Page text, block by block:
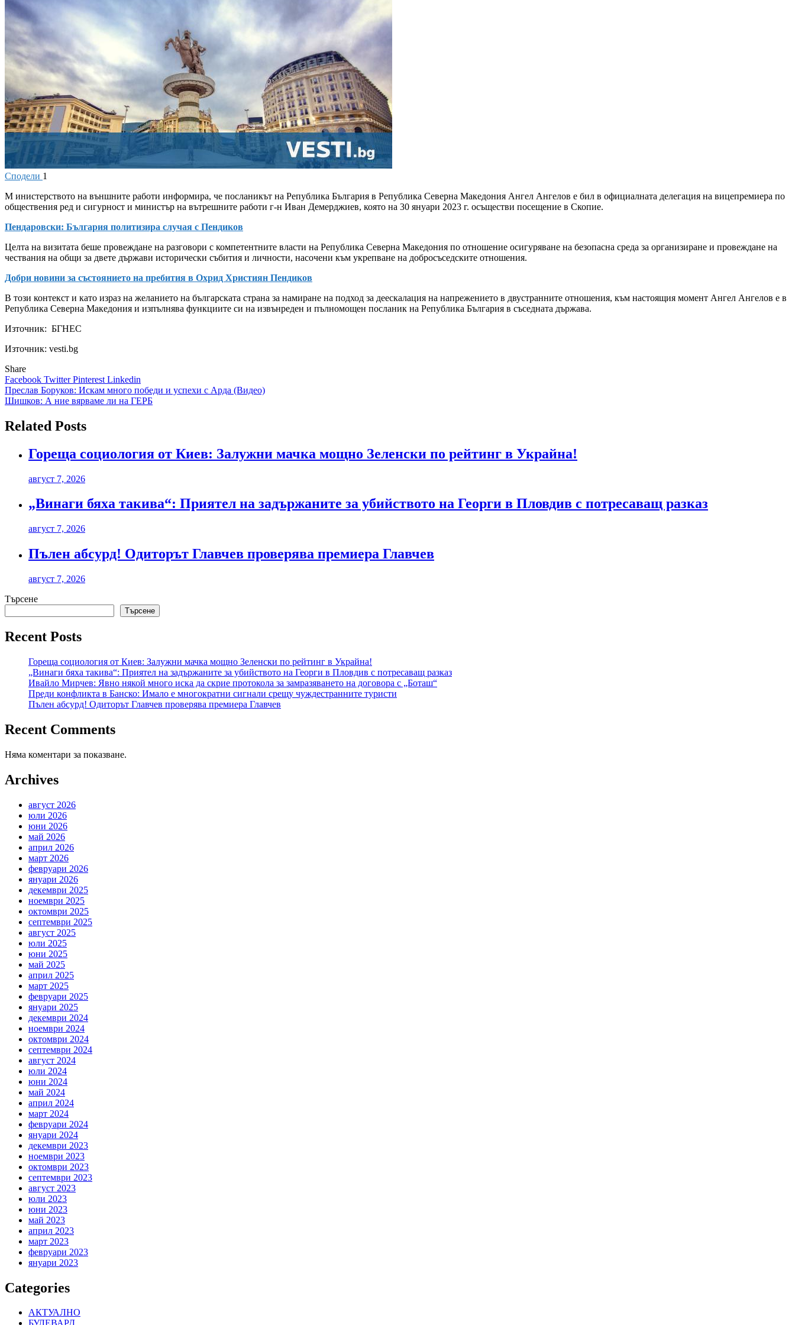
Сподели 1
М инистерството на външните работи информира, че посланикът на Република България в Република Северна Македония Ангел Ангелов е бил в официалната делегация на вицепремиера по
обществения ред и сигурност и министър на вътрешните работи г-н Иван Демерджиев, която на 30 януари 2023 г. осъществи посещение в Скопие.
Пендаровски: България политизира случая с Пендиков
Целта на визитата беше провеждане на разговори с компетентните власти на Република Северна Македония по отношение осигуряване на безопасна среда за организиране и провеждане на
чествания на общи за двете държави исторически събития и личности, насочени към укрепване на добросъседските отношения.
Добри новини за състоянието на пребития в Охрид Християн Пендиков
В този контекст и като израз на желанието на българската страна за намиране на подход за деескалация на напрежението в двустранните отношения, към настоящия момент Ангел Ангелов е в
Република Северна Македония и изпълнява функциите си на извънреден и пълномощен посланик на Република България в съседната държава.
Източник: БГНЕС
Източник: vesti.bg
Share
Facebook TwitterPinterest Linkedin
Навигация
Преслав Боруков: Искам много победи и успехи с Арда (Видео)
Шишков: А ние вярваме ли на ГЕРБ
Related Posts
Гореща социология от Киев: Залужни мачка мощно Зеленски по рейтинг в Украйна!
август 7, 2026
„Винаги бяха такива“: Приятел на задържаните за убийството на Георги в Пловдив с потресаващ разказ
август 7, 2026
Пълен абсурд! Одиторът Главчев проверява премиера Главчев
август 7, 2026
Търсене
Търсене
Recent Posts
Гореща социология от Киев: Залужни мачка мощно Зеленски по рейтинг в Украйна!
„Винаги бяха такива“: Приятел на задържаните за убийството на Георги в Пловдив с потресаващ разказ
Ивайло Мирчев: Явно някой много иска да скрие протокола за замразяването на договора с „Боташ“
Преди конфликта в Банско: Имало е многократни сигнали срещу чуждестранните туристи
Пълен абсурд! Одиторът Главчев проверява премиера Главчев
Recent Comments
Няма коментари за показване.
Archives
август 2026
юли 2026
юни 2026
май 2026
април 2026
март 2026
февруари 2026
януари 2026
декември 2025
ноември 2025
октомври 2025
септември 2025
август 2025
юли 2025
юни 2025
май 2025
април 2025
март 2025
февруари 2025
януари 2025
декември 2024
ноември 2024
октомври 2024
септември 2024
август 2024
юли 2024
юни 2024
май 2024
април 2024
март 2024
февруари 2024
януари 2024
декември 2023
ноември 2023
октомври 2023
септември 2023
август 2023
юли 2023
юни 2023
май 2023
април 2023
март 2023
февруари 2023
януари 2023
Categories
АКТУАЛНО